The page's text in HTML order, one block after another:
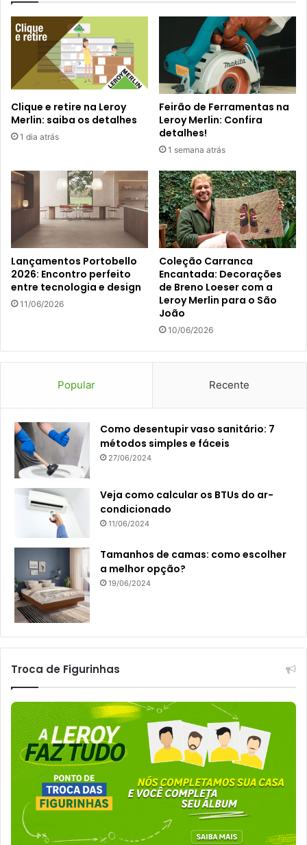
Clique e retire na Leroy
Merlin: saiba os detalhes
1 dia atrás
Feirão de Ferramentas na
Leroy Merlin: Confira
detalhes!
1 semana atrás
Lançamentos Portobello
2026: Encontro perfeito
entre tecnologia e design
11/06/2026
Coleção Carranca
Encantada: Decorações
de Breno Loeser com a
Leroy Merlin para o São
João
10/06/2026
Popular Recente
Como desentupir vaso sanitário: 7
métodos simples e fáceis
27/06/2024
Veja como calcular os BTUs do ar-
condicionado
11/06/2024
Tamanhos de camas: como escolher
a melhor opção?
19/06/2024
Troca de Figurinhas